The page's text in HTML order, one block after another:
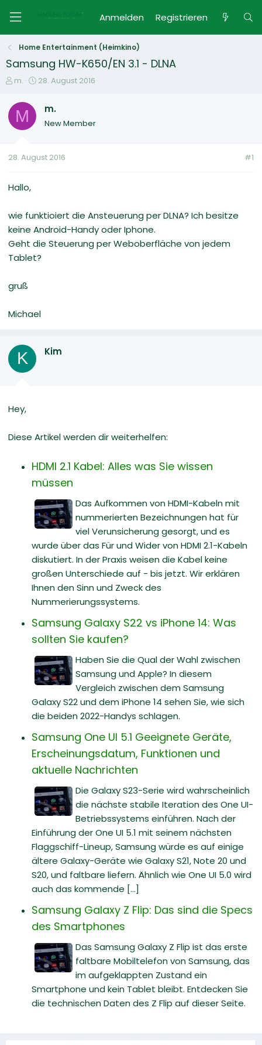
Anmelden Registrieren
Home Entertainment (Heimkino)
Samsung HW-K650/EN 3.1 - DLNA
E
s
e
e
m.
E
t
28. August 2016
M m.
New Member
28. August 2016 #1
Hallo,
wie funktioiert die Ansteuerung per DLNA? Ich besitze
keine Android-Handy oder Iphone.
Geht die Steuerung per Weboberfläche von jedem
Tablet?
gruß
Michael
K Kim
Hey,
Diese Artikel werden dir weiterhelfen:
HDMI 2.1 Kabel: Alles was Sie wissen
müssen
Das Aufkommen von HDMI-Kabeln mit
nummerierten Bezeichnungen hat für
viel Verunsicherung gesorgt, und es
wurde über das Für und Wider von HDMI 2.1-Kabeln
diskutiert. In der Praxis weisen die Kabel keine
großen Unterschiede auf - bis jetzt. Wir erklären
Ihnen den Sinn und Zweck des
Nummerierungssystems.
Samsung Galaxy S22 vs iPhone 14: Was
sollten Sie kaufen?
Haben Sie die Qual der Wahl zwischen
Samsung und Apple? In diesem
Vergleich zwischen dem Samsung
Galaxy S22 und dem iPhone 14 sehen Sie, wie sich
die beiden 2022-Handys schlagen.
Samsung One UI 5.1 Geeignete Geräte,
Erscheinungsdatum, Funktionen und
aktuelle Nachrichten
Die Galaxy S23-Serie wird wahrscheinlich
die nächste stabile Iteration des One UI-
Betriebssystems einführen. Nach der
Einführung der One UI 5.1 mit seinem nächsten
Flaggschiff-Lineup, Samsung würde es auf einige
ältere Galaxy-Geräte wie Galaxy S21, Note 20 und
S20, und faltbare liefern. Ähnlich wie One UI 5.0 wird
auch das kommende [...]
Samsung Galaxy Z Flip: Das sind die Specs
des Smartphones
Das Samsung Galaxy Z Flip ist das erste
faltbare Mobiltelefon von Samsung, das
im aufgeklappten Zustand ein
Smartphone und kein Tablet bleibt. Entdecken Sie
die technischen Daten des Z Flip auf dieser Seite.